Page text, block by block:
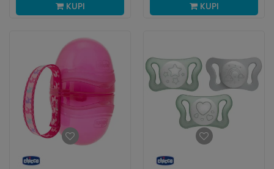
KUPI KUPI